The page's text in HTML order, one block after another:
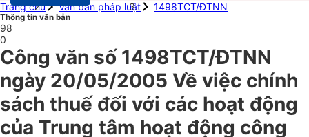
Trang chủ
Văn bản pháp luật 1498TCT/ĐTNN
Thông tin văn bản
98
0
Công văn số 1498TCT/ĐTNN
ngày 20/05/2005 Về việc chính
sách thuế đối với các hoạt động
của Trung tâm hoạt động công